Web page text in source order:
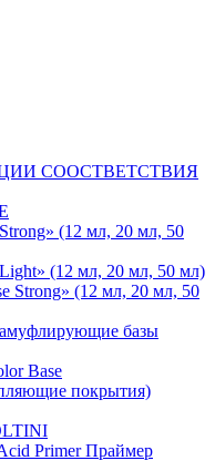
СООСТВЕТСТВИЯ
(12 мл, 20 мл, 50
(12 мл, 20 мл, 50 мл)
Strong» (12 мл, 20 мл, 50
базы
Base
покрытия)
Primer Праймер